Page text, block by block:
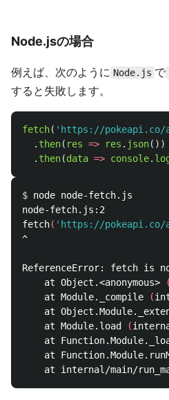
Node.jsの場合
例えば、次のように Node.js で
すると失敗します。
fetch( ' https://pokeapi.co/
. then( res => res . json())
. then(data => console.
$ node node-fetch.js
node-fetch.js:2
fetch( 'https://pokeapi.co/
^
ReferenceError: fetch is
    at Object.<anonymous>
(
    at Module._compile
(
at
    at Module.load
(
at
at